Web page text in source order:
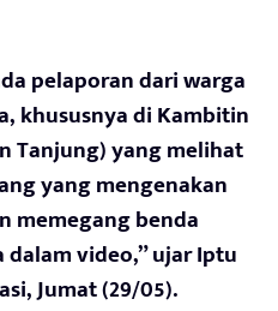
pelaporan dari warga
khususnya di Kambitin
Tanjung) yang melihat
yang mengenakan
memegang benda
video,” ujar Iptu
Jumat (29/05).